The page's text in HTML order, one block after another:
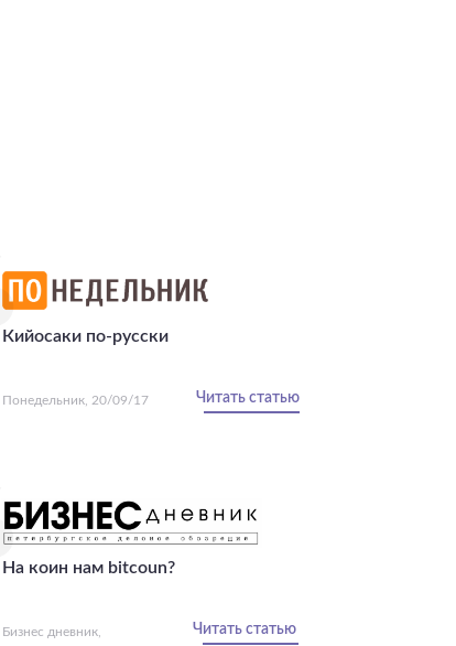
Кийосаки по-русски
Читать статью
Понедельник, 20/09/17
На коин нам bitcoun?
Читать статью
Бизнес дневник,